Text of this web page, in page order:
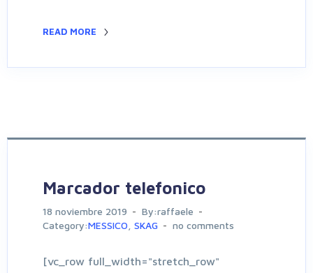
READ MORE
Marcador telefonico
18 noviembre 2019
By:raffaele
Category:MESSICO SKAG no comments
[vc_row full_width="stretch_row"